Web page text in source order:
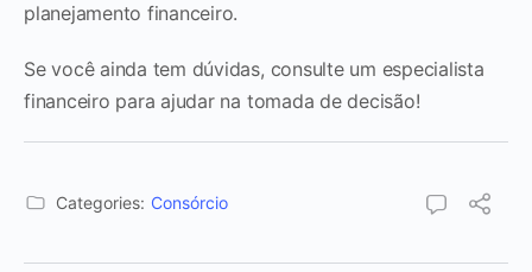
planejamento financeiro.
Se você ainda tem dúvidas, consulte um especialista
financeiro para ajudar na tomada de decisão!
Categories: Consórcio